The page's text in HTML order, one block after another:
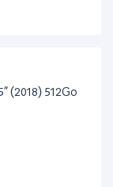
(2018) 512Go